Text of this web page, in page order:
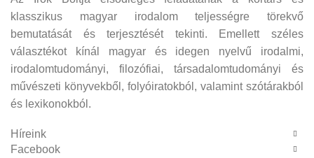
klasszikus magyar irodalom teljességre törekvő
bemutatását és terjesztését tekinti. Emellett széles
választékot kínál magyar és idegen nyelvű irodalmi,
irodalomtudományi, filozófiai, társadalomtudományi és
művészeti könyvekből, folyóiratokból, valamint szótárakból
és lexikonokból.
Híreink
Facebook